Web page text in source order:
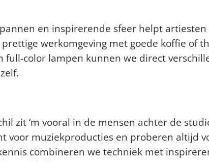
en inspirerende sfeer helpt
werkomgeving met goede koffie of
full-color lampen kunnen we direct
zit ‘m vooral in de mensen achter de
voor muziekproducties en proberen altijd
combineren we techniek met